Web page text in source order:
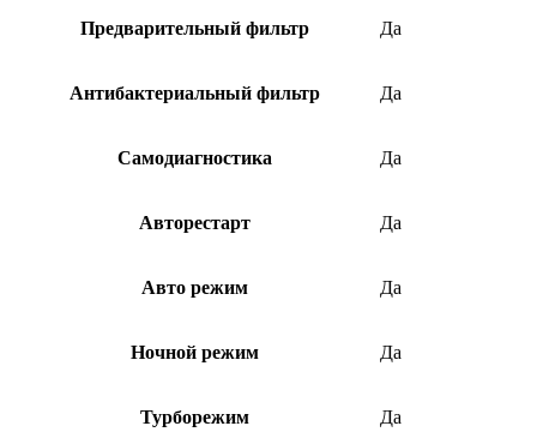
Предварительный фильтр Да
Антибактериальный фильтр Да
Самодиагностика Да
Авторестарт Да
Авто режим Да
Ночной режим Да
Турборежим Да